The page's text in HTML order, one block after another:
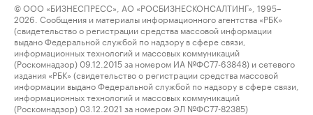
© ООО «БИЗНЕСПРЕСС», АО «РОСБИЗНЕСКОНСАЛТИНГ», 1995–
2026. Сообщения и материалы информационного агентства «РБК»
(свидетельство о регистрации средства массовой информации
выдано Федеральной службой по надзору в сфере связи,
информационных технологий и массовых коммуникаций
(Роскомнадзор) 09.12.2015 за номером ИА №ФС77-63848) и сетевого
издания «РБК» (свидетельство о регистрации средства массовой
информации выдано Федеральной службой по надзору в сфере связи,
информационных технологий и массовых коммуникаций
(Роскомнадзор) 03.12.2021 за номером ЭЛ №ФС77-82385)